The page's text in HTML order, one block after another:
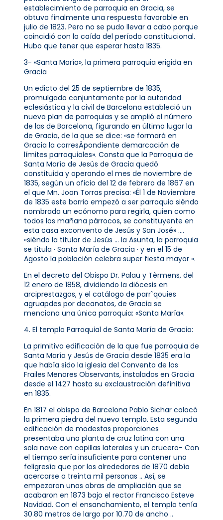
establecimiento de parroquia en Gracia, se
obtuvo finalmente una respuesta favorable en
julio de 1823. Pero no se pudo llevar a cabo porque
coincidió con la caída del período constitucional.
Hubo que tener que esperar hasta 1835.
3- «Santa María», la primera parroquia erigida en
Gracia
Un edicto del 25 de septiembre de 1835,
promulgado conjuntamente por la autoridad
eclesiástica y la civil de Barcelona estableció un
nuevo plan de parroquias y se amplió el número
de las de Barcelona, ​​figurando en último lugar la
de Gracia, de la que se dice: «se formará en
Gracia la corresÂpondiente demarcación de
límites parroquiales». Consta que la Parroquia de
Santa María de Jesús de Gracia quedó
constituida y operando el mes de noviembre de
1835, según un oficio del 12 de febrero de 1867 en
el que Mn. Joan Torras precisa: «Él 1 de Noviembre
de 1835 este barrio empezó a ser parroquia siéndo
nombrada un ecónomo para regirla, quien como
todos los mañana párrocos, se constituyente en
esta casa exconvento de Jesús y San José» ….
«siéndo la titular de Jesús … la Asunta, la parroquia
se titula · Santa María de Gracia · y en el 15 de
Agosto la población celebra super fiesta mayor «.
En el decreto del Obispo Dr. Palau y Tèrmens, del
12 enero de 1858, dividiendo la diócesis en
arciprestazgos, y el catálogo de parr`qouies
agruapdes por decanatos, de Gracia se
menciona una única parroquia: «Santa María».
4. El templo Parroquial de Santa María de Gracia:
La primitiva edificación de la que fue parroquia de
Santa María y Jesús de Gracia desde 1835 era la
que había sido la iglesia del Convento de los
Frailes Menores Observants, instalados en Gracia
desde el 1427 hasta su exclaustración definitiva
en 1835.
En 1817 el obispo de Barcelona Pablo Sichar colocó
la primera piedra del nuevo templo. Esta segunda
edificación de modestas proporciones
presentaba una planta de cruz latina con una
sola nave con capillas laterales y un crucero- Con
el tiempo sería insuficiente para contener una
feligresía que por los alrededores de 1870 debía
acercarse a treinta mil personas .. Así, se
empezaron unas obras de ampliación que se
acabaron en 1873 bajo el rector Francisco Esteve
Navidad. Con el ensanchamiento, el templo tenía
30.80 metros de largo por 10.70 de ancho ..